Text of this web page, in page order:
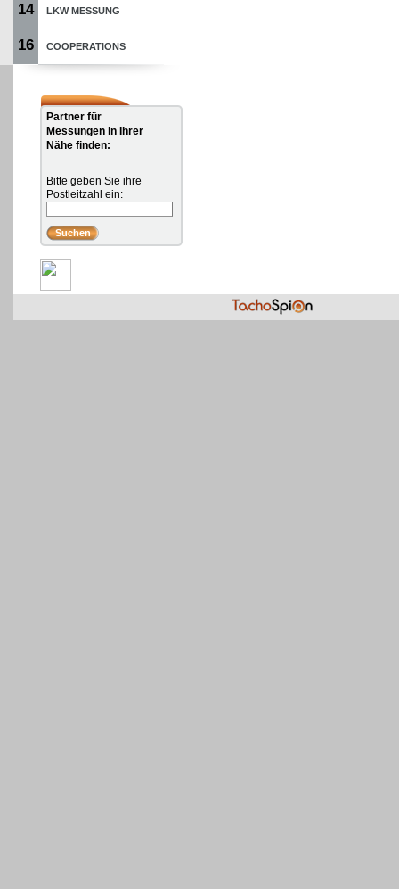
14 LKW MESSUNG
16 COOPERATIONS
Partner für
Messungen in Ihrer
Nähe finden:
Bitte geben Sie ihre
Postleitzahl ein: